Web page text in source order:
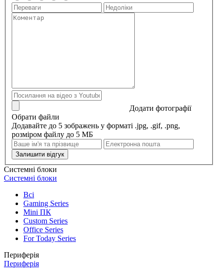
Додати фотографії
Обрати файли
Додавайте до 5 зображень у форматі .jpg, .gif, .png,
розміром файлу до 5 МБ
Залишити відгук
Системні блоки
Системні блоки
Всі
Gaming Series
Mini ПК
Custom Series
Office Series
For Today Series
Периферія
Периферія